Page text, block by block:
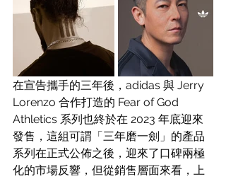
在宣告攜手的三年後，adidas 與 Jerry
Lorenzo 合作打造的 Fear of God
Athletics 系列也終於在 2023 年底迎來
發售，這組可謂「三年磨一劍」的產品
系列在正式公佈之後，迎來了口碑兩極
化的市場反響，但從銷售層面來看，上